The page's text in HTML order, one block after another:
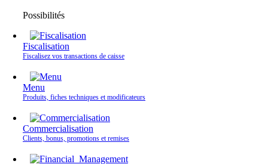
Possibilités
Fiscalisation
Fiscalisez vos transactions de caisse
Menu
Produits, fiches techniques et modificateurs
Commercialisation
Clients, bonus, promotions et remises